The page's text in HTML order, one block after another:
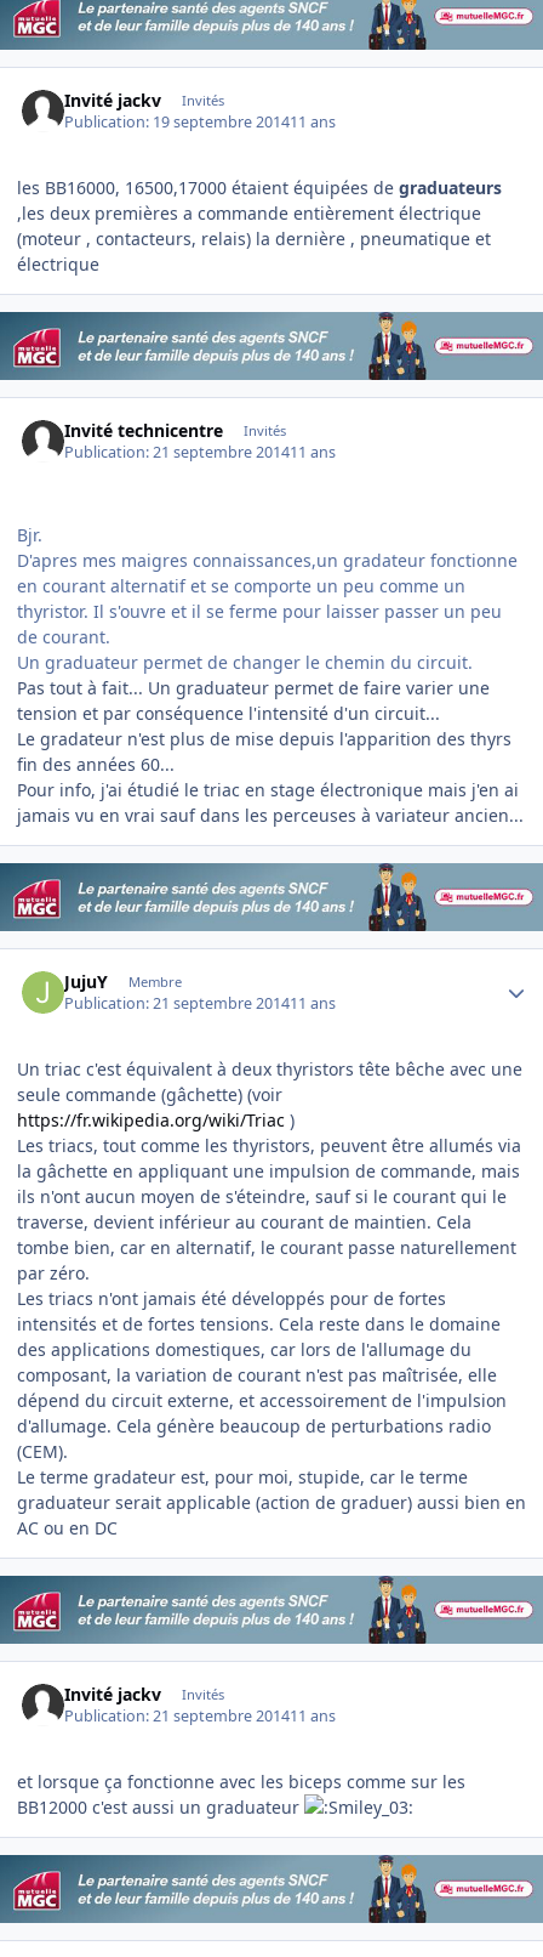
Invité jackv Invités
Publication: 19 septembre 201411 ans
les BB16000, 16500,17000 étaient équipées de graduateurs
,les deux premières a commande entièrement électrique
(moteur , contacteurs, relais) la dernière , pneumatique et
électrique
Invité technicentre Invités
Publication:21 septembre 201411 ans
Bjr.
D'apres mes maigres connaissances,un gradateur fonctionne
en courant alternatif et se comporte un peu comme un
thyristor. Il s'ouvre et il se ferme pour laisser passer un peu
de courant.
Un graduateur permet de changer le chemin du circuit.
Pas tout à fait... Un graduateur permet de faire varier une
tension et par conséquence l'intensité d'un circuit...
Le gradateur n'est plus de mise depuis l'apparition des thyrs
fin des années 60...
Pour info, j'ai étudié le triac en stage électronique mais j'en ai
jamais vu en vrai sauf dans les perceuses à variateur ancien...
JujuY Membre
Publication:21 septembre 201411 ans
Un triac c'est équivalent à deux thyristors tête bêche avec une
seule commande (gâchette) (voir
https://fr.wikipedia.org/wiki/Triac )
Les triacs, tout comme les thyristors, peuvent être allumés via
la gâchette en appliquant une impulsion de commande, mais
ils n'ont aucun moyen de s'éteindre, sauf si le courant qui le
traverse, devient inférieur au courant de maintien. Cela
tombe bien, car en alternatif, le courant passe naturellement
par zéro.
Les triacs n'ont jamais été développés pour de fortes
intensités et de fortes tensions. Cela reste dans le domaine
des applications domestiques, car lors de l'allumage du
composant, la variation de courant n'est pas maîtrisée, elle
dépend du circuit externe, et accessoirement de l'impulsion
d'allumage. Cela génère beaucoup de perturbations radio
(CEM).
Le terme gradateur est, pour moi, stupide, car le terme
graduateur serait applicable (action de graduer) aussi bien en
AC ou en DC
Invité jackv Invités
Publication:21 septembre 201411 ans
et lorsque ça fonctionne avec les biceps comme sur les
BB12000 c'est aussi un graduateur